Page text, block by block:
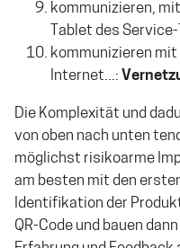
kommunizieren,
Tablet des
kommunizieren mit
Internet...:
Die Komplexität und
von oben nach unten
möglichst risikoarme
am besten mit den
Identifikation der
QR-Code und bauen